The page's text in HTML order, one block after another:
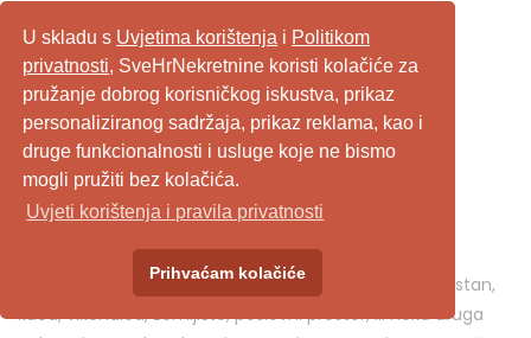
U skladu s Uvjetima korištenja i Politikom
privatnosti, SveHrNekretnine koristi kolačiće za
pružanje dobrog korisničkog iskustva, prikaz
personaliziranog sadržaja, prikaz reklama, kao i
druge funkcionalnosti i usluge koje ne bismo
mogli pružiti bez kolačića.
Uvjeti korištenja i pravila privatnosti
Prihvaćam kolačiće
Popularne pretrage kuća
Kuća u Zagrebu
Kuća u Splitu
Kuća u Rijeci
SveHrNekretnine.com predstavlja sveobuhvatan
pretraživač/oglašivač nekretnina. Ukoliko je u pitanju stan,
kuća, vikendica, zemljište, poslovni prostor, ili neka druga